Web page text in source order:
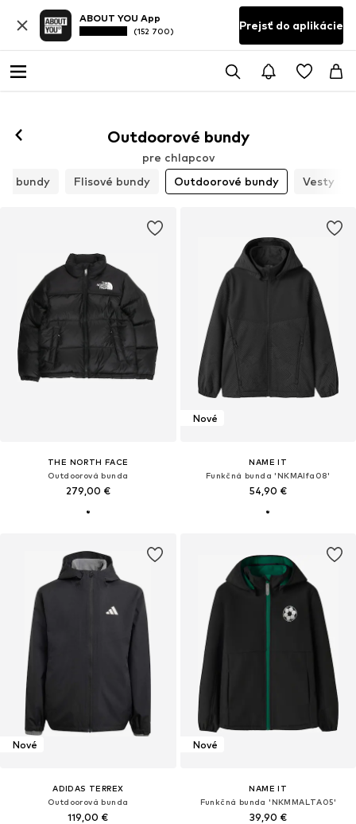
ABOUT YOU App
(152 700) Prejsť do aplikácie
Outdoorové bundy
pre chlapcov
bundy
Flisové bundy Outdoorové bundy Vesty
THE NORTH FACE
Outdoorová bunda
279,00 €
Nové
NAME IT
Funkčná bunda 'NKMAlfa08'
54,90 €
Nové
ADIDAS TERREX
Outdoorová bunda
119,00 €
Nové
NAME IT
Funkčná bunda 'NKMMALTA05'
39,90 €